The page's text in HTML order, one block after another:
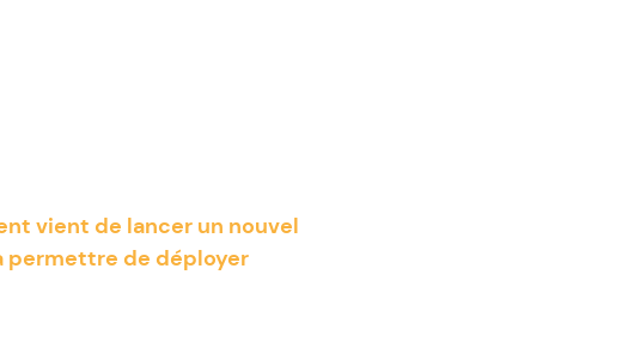
vient de lancer un nouvel
permettre de déployer